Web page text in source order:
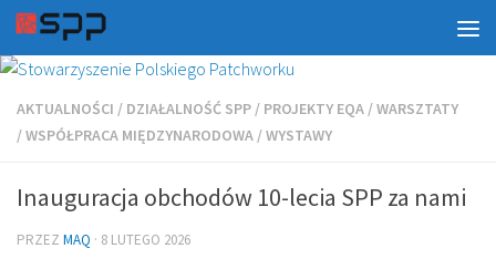
AKTUALNOŚCI / DZIAŁALNOŚĆ SPP / PROJEKTY EQA /WARSZTATY
/WSPÓŁPRACA MIĘDZYNARODOWA /WYSTAWY
Inauguracja obchodów 10-lecia SPP za nami
PRZEZ MAQ · 8 LUTEGO 2026